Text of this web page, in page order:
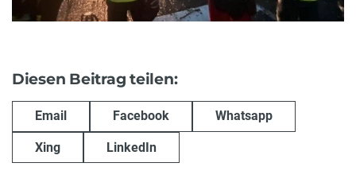
Diesen Beitrag teilen:
Email Facebook Whatsapp
Xing LinkedIn